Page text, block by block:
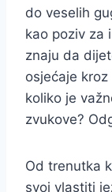
do veselih
kao poziv za
znaju da
osjećaje
koliko je
zvukove?
Od trenutka
svoj vlastiti